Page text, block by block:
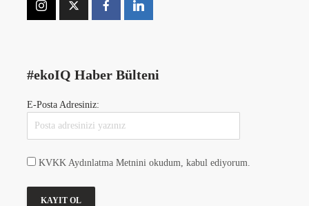
#ekoIQ Haber Bülteni
E-Posta Adresiniz:
KVKK Aydınlatma Metnini okudum, kabul ediyorum.